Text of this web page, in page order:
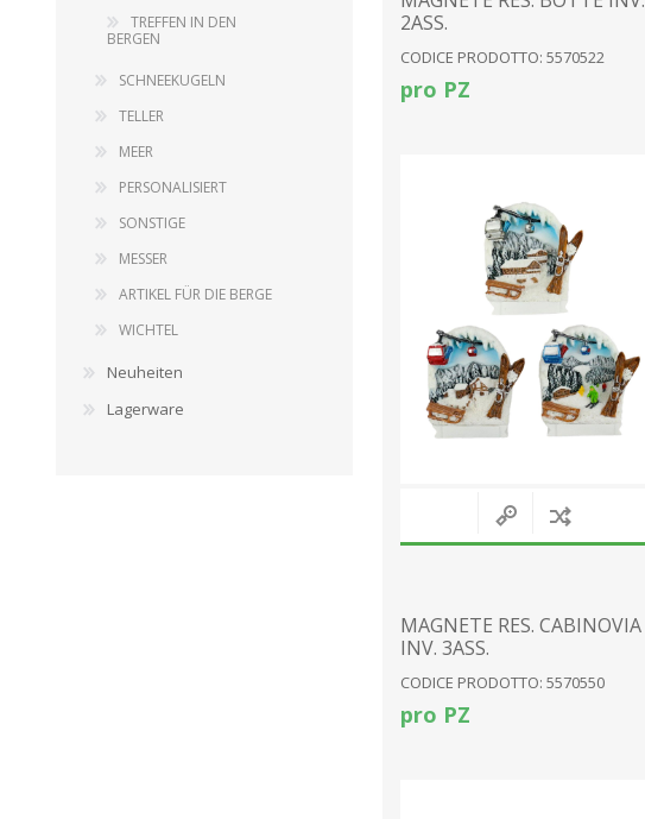
2ASS.
CODICE PRODOTTO: 5570522
pro PZ
MAGNETE RES. CABINOVIA
INV. 3ASS.
CODICE PRODOTTO: 5570550
pro PZ
TREFFEN IN DEN
BERGEN
SCHNEEKUGELN
TELLER
MEER
PERSONALISIERT
SONSTIGE
MESSER
ARTIKEL FÜR DIE BERGE
WICHTEL
Neuheiten
Lagerware